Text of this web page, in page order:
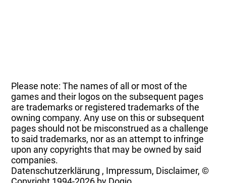
Please note: The names of all or most of the
games and their logos on the subsequent pages
are trademarks or registered trademarks of the
owning company. Any use on this or subsequent
pages should not be misconstrued as a challenge
to said trademarks, nor as an attempt to infringe
upon any copyrights that may be owned by said
companies.
Datenschutzerklärung , Impressum, Disclaimer, ©